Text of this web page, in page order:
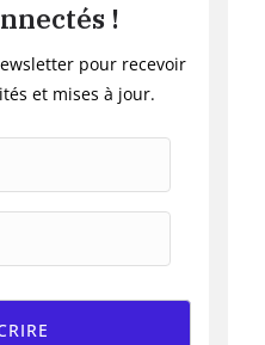
!
pour recevoir
et mises à jour.